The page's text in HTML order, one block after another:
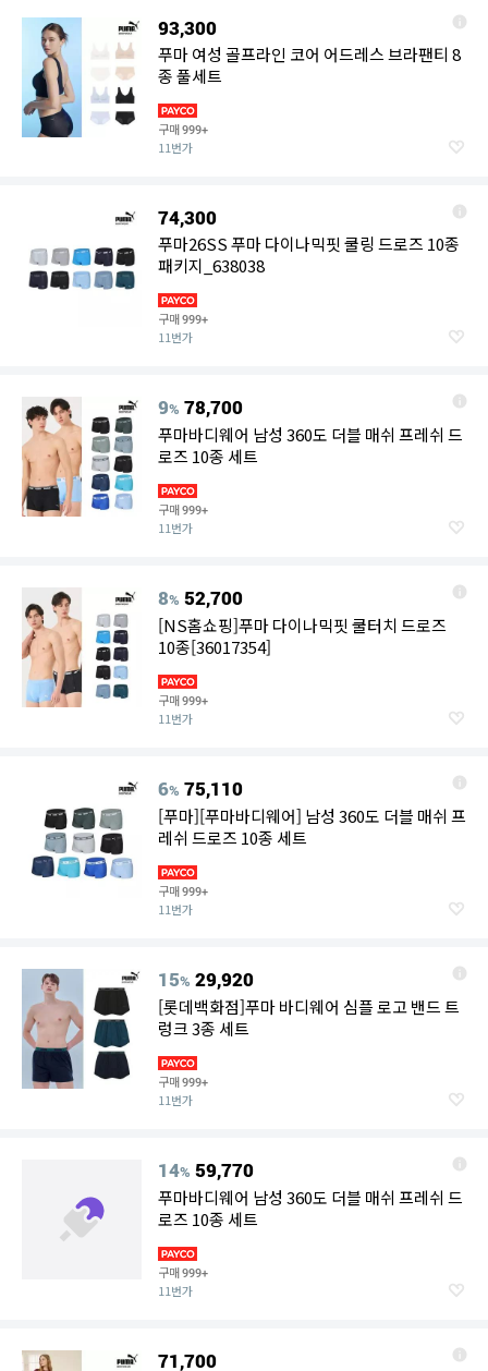
93,300
푸마 여성 골프라인 코어 어드레스 브라팬티 8
종 풀세트
구매999+
11번가
74,300
푸마26SS 푸마 다이나믹핏 쿨링 드로즈 10종
패키지_638038
구매999+
11번가
9% 78,700
푸마바디웨어 남성 360도 더블 매쉬 프레쉬 드
로즈 10종 세트
구매999+
11번가
8% 52,700
[NS홈쇼핑]푸마 다이나믹핏 쿨터치 드로즈
10종[36017354]
구매999+
11번가
6% 75,110
[푸마][푸마바디웨어] 남성 360도 더블 매쉬 프
레쉬 드로즈 10종 세트
구매999+
11번가
15% 29,920
[롯데백화점]푸마 바디웨어 심플 로고 밴드 트
렁크 3종 세트
구매999+
11번가
14% 59,770
푸마바디웨어 남성 360도 더블 매쉬 프레쉬 드
로즈 10종 세트
구매999+
11번가
71,700